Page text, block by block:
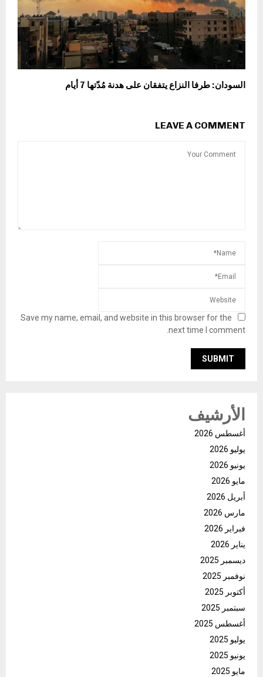
السودان: طرفا النزاع يتفقان على هدنة مُدّتها 7 أيام
LEAVE A COMMENT
Save my name, email, and website in this browser for the
next time I comment.
الأرشيف
أغسطس 2026
يوليو 2026
يونيو 2026
مايو 2026
أبريل 2026
مارس 2026
فبراير 2026
يناير 2026
ديسمبر 2025
نوفمبر 2025
أكتوبر 2025
سبتمبر 2025
أغسطس 2025
يوليو 2025
يونيو 2025
مايو 2025